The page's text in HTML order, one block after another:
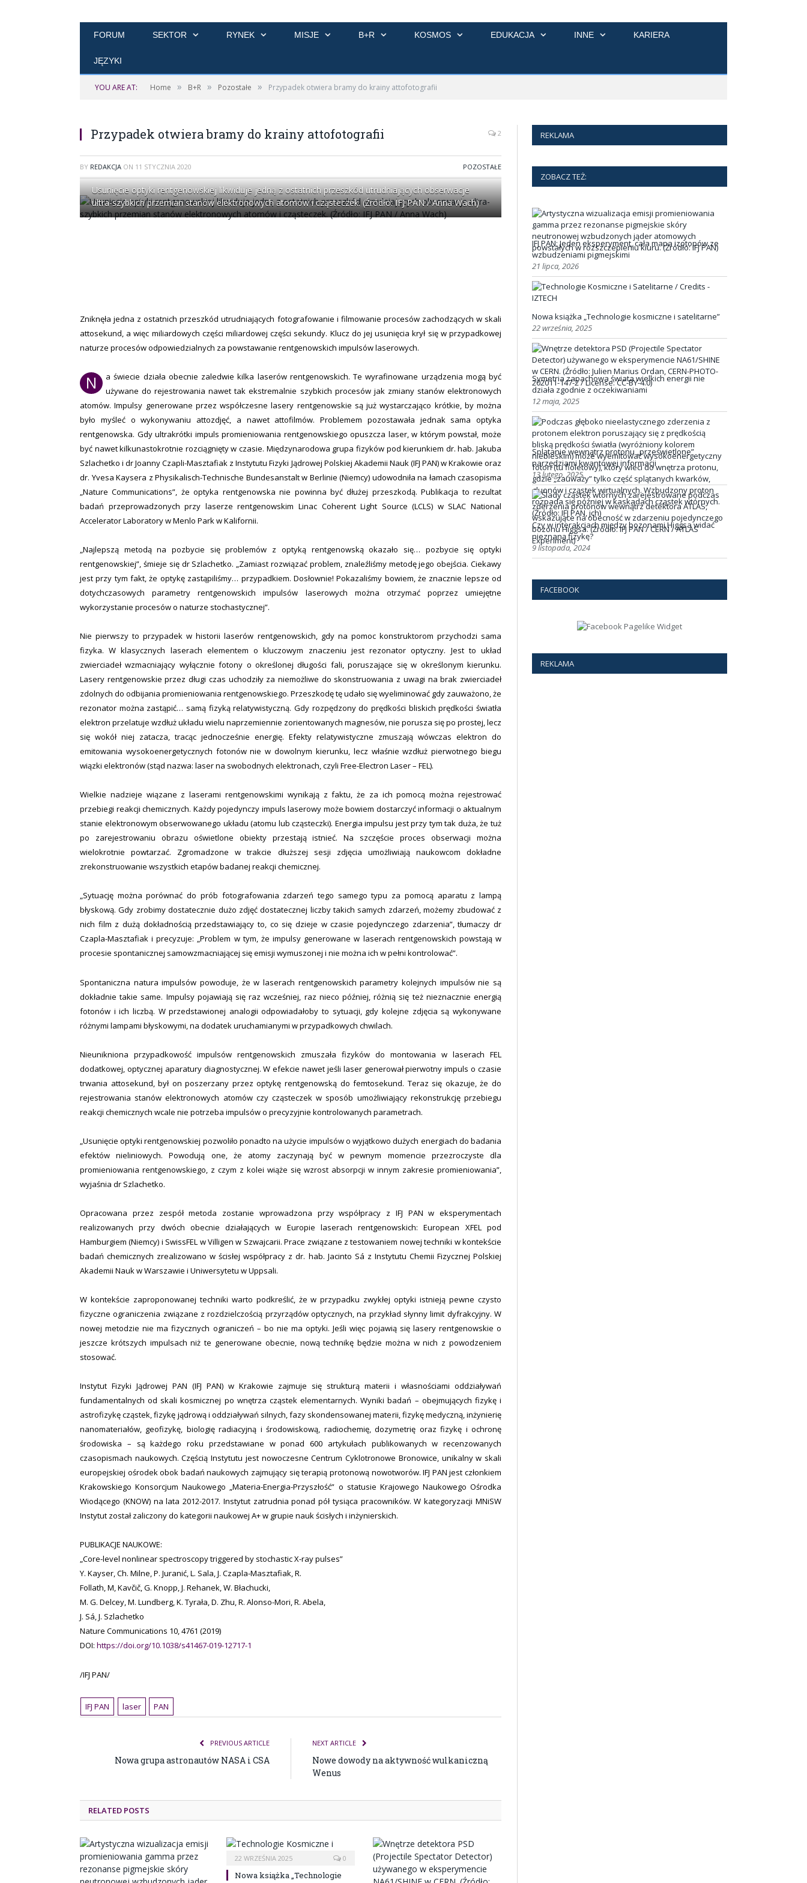
FORUM SEKTOR RYNEK MISJE B+R KOSMOS EDUKACJA INNE KARIERA
JĘZYKI
YOU ARE AT: Home » B+R » Pozostałe » Przypadek otwiera bramy do krainy attofotografii
Przypadek otwiera bramy do krainy attofotografii 2
BY REDAKCJA ON 11 STYCZNIA 2020 POZOSTAŁE
Usunięcie optyki rentgenowskiej likwiduje jedną z ostatnich przeszkód utrudniających obserwacje
ultra-szybkich przemian stanów elektronowych atomów i cząsteczek. (Źródło: IFJ PAN / Anna Wach)
Zniknęła jedna z ostatnich przeszkód utrudniających fotografowanie i filmowanie procesów zachodzących w skali
attosekund, a więc miliardowych części miliardowej części sekundy. Klucz do jej usunięcia krył się w przypadkowej
naturze procesów odpowiedzialnych za powstawanie rentgenowskich impulsów laserowych.
N
a świecie działa obecnie zaledwie kilka laserów rentgenowskich. Te wyrafinowane urządzenia mogą być
używane do rejestrowania nawet tak ekstremalnie szybkich procesów jak zmiany stanów elektronowych
atomów. Impulsy generowane przez współczesne lasery rentgenowskie są już wystarczająco krótkie, by można
było myśleć o wykonywaniu attozdjęć, a nawet attofilmów. Problemem pozostawała jednak sama optyka
rentgenowska. Gdy ultrakrótki impuls promieniowania rentgenowskiego opuszcza laser, w którym powstał, może
być nawet kilkunastokrotnie rozciągnięty w czasie. Międzynarodowa grupa fizyków pod kierunkiem dr. hab. Jakuba
Szlachetko i dr Joanny Czapli-Masztafiak z Instytutu Fizyki Jądrowej Polskiej Akademii Nauk (IFJ PAN) w Krakowie oraz
dr. Yvesa Kaysera z Physikalisch-Technische Bundesanstalt w Berlinie (Niemcy) udowodniła na łamach czasopisma
„Nature Communications”, że optyka rentgenowska nie powinna być dłużej przeszkodą. Publikacja to rezultat
badań przeprowadzonych przy laserze rentgenowskim Linac Coherent Light Source (LCLS) w SLAC National
Accelerator Laboratory w Menlo Park w Kalifornii.
„Najlepszą metodą na pozbycie się problemów z optyką rentgenowską okazało się… pozbycie się optyki
rentgenowskiej”, śmieje się dr Szlachetko. „Zamiast rozwiązać problem, znaleźliśmy metodę jego obejścia. Ciekawy
jest przy tym fakt, że optykę zastąpiliśmy… przypadkiem. Dosłownie! Pokazaliśmy bowiem, że znacznie lepsze od
dotychczasowych parametry rentgenowskich impulsów laserowych można otrzymać poprzez umiejętne
wykorzystanie procesów o naturze stochastycznej”.
Nie pierwszy to przypadek w historii laserów rentgenowskich, gdy na pomoc konstruktorom przychodzi sama
fizyka. W klasycznych laserach elementem o kluczowym znaczeniu jest rezonator optyczny. Jest to układ
zwierciadeł wzmacniający wyłącznie fotony o określonej długości fali, poruszające się w określonym kierunku.
Lasery rentgenowskie przez długi czas uchodziły za niemożliwe do skonstruowania z uwagi na brak zwierciadeł
zdolnych do odbijania promieniowania rentgenowskiego. Przeszkodę tę udało się wyeliminować gdy zauważono, że
rezonator można zastąpić… samą fizyką relatywistyczną. Gdy rozpędzony do prędkości bliskich prędkości światła
elektron przelatuje wzdłuż układu wielu naprzemiennie zorientowanych magnesów, nie porusza się po prostej, lecz
się wokół niej zatacza, tracąc jednocześnie energię. Efekty relatywistyczne zmuszają wówczas elektron do
emitowania wysokoenergetycznych fotonów nie w dowolnym kierunku, lecz właśnie wzdłuż pierwotnego biegu
wiązki elektronów (stąd nazwa: laser na swobodnych elektronach, czyli Free-Electron Laser – FEL).
Wielkie nadzieje wiązane z laserami rentgenowskimi wynikają z faktu, że za ich pomocą można rejestrować
przebiegi reakcji chemicznych. Każdy pojedynczy impuls laserowy może bowiem dostarczyć informacji o aktualnym
stanie elektronowym obserwowanego układu (atomu lub cząsteczki). Energia impulsu jest przy tym tak duża, że tuż
po zarejestrowaniu obrazu oświetlone obiekty przestają istnieć. Na szczęście proces obserwacji można
wielokrotnie powtarzać. Zgromadzone w trakcie dłuższej sesji zdjęcia umożliwiają naukowcom dokładne
zrekonstruowanie wszystkich etapów badanej reakcji chemicznej.
„Sytuację można porównać do prób fotografowania zdarzeń tego samego typu za pomocą aparatu z lampą
błyskową. Gdy zrobimy dostatecznie dużo zdjęć dostatecznej liczby takich samych zdarzeń, możemy zbudować z
nich film z dużą dokładnością przedstawiający to, co się dzieje w czasie pojedynczego zdarzenia”, tłumaczy dr
Czapla-Masztafiak i precyzuje: „Problem w tym, że impulsy generowane w laserach rentgenowskich powstają w
procesie spontanicznej samowzmacniającej się emisji wymuszonej i nie można ich w pełni kontrolować”.
Spontaniczna natura impulsów powoduje, że w laserach rentgenowskich parametry kolejnych impulsów nie są
dokładnie takie same. Impulsy pojawiają się raz wcześniej, raz nieco później, różnią się też nieznacznie energią
fotonów i ich liczbą. W przedstawionej analogii odpowiadałoby to sytuacji, gdy kolejne zdjęcia są wykonywane
różnymi lampami błyskowymi, na dodatek uruchamianymi w przypadkowych chwilach.
Nieunikniona przypadkowość impulsów rentgenowskich zmuszała fizyków do montowania w laserach FEL
dodatkowej, optycznej aparatury diagnostycznej. W efekcie nawet jeśli laser generował pierwotny impuls o czasie
trwania attosekund, był on poszerzany przez optykę rentgenowską do femtosekund. Teraz się okazuje, że do
rejestrowania stanów elektronowych atomów czy cząsteczek w sposób umożliwiający rekonstrukcję przebiegu
reakcji chemicznych wcale nie potrzeba impulsów o precyzyjnie kontrolowanych parametrach.
„Usunięcie optyki rentgenowskiej pozwoliło ponadto na użycie impulsów o wyjątkowo dużych energiach do badania
efektów nieliniowych. Powodują one, że atomy zaczynają być w pewnym momencie przezroczyste dla
promieniowania rentgenowskiego, z czym z kolei wiąże się wzrost absorpcji w innym zakresie promieniowania”,
wyjaśnia dr Szlachetko.
Opracowana przez zespół metoda zostanie wprowadzona przy współpracy z IFJ PAN w eksperymentach
realizowanych przy dwóch obecnie działających w Europie laserach rentgenowskich: European XFEL pod
Hamburgiem (Niemcy) i SwissFEL w Villigen w Szwajcarii. Prace związane z testowaniem nowej techniki w kontekście
badań chemicznych zrealizowano w ścisłej współpracy z dr. hab. Jacinto Sá z Instytutu Chemii Fizycznej Polskiej
Akademii Nauk w Warszawie i Uniwersytetu w Uppsali.
W kontekście zaproponowanej techniki warto podkreślić, że w przypadku zwykłej optyki istnieją pewne czysto
fizyczne ograniczenia związane z rozdzielczością przyrządów optycznych, na przykład słynny limit dyfrakcyjny. W
nowej metodzie nie ma fizycznych ograniczeń – bo nie ma optyki. Jeśli więc pojawią się lasery rentgenowskie o
jeszcze krótszych impulsach niż te generowane obecnie, nową technikę będzie można w nich z powodzeniem
stosować.
Instytut Fizyki Jądrowej PAN (IFJ PAN) w Krakowie zajmuje się strukturą materii i własnościami oddziaływań
fundamentalnych od skali kosmicznej po wnętrza cząstek elementarnych. Wyniki badań – obejmujących fizykę i
astrofizykę cząstek, fizykę jądrową i oddziaływań silnych, fazy skondensowanej materii, fizykę medyczną, inżynierię
nanomateriałów, geofizykę, biologię radiacyjną i środowiskową, radiochemię, dozymetrię oraz fizykę i ochronę
środowiska – są każdego roku przedstawiane w ponad 600 artykułach publikowanych w recenzowanych
czasopismach naukowych. Częścią Instytutu jest nowoczesne Centrum Cyklotronowe Bronowice, unikalny w skali
europejskiej ośrodek obok badań naukowych zajmujący się terapią protonową nowotworów. IFJ PAN jest członkiem
Krakowskiego Konsorcjum Naukowego „Materia-Energia-Przyszłość” o statusie Krajowego Naukowego Ośrodka
Wiodącego (KNOW) na lata 2012-2017. Instytut zatrudnia ponad pół tysiąca pracowników. W kategoryzacji MNiSW
Instytut został zaliczony do kategorii naukowej A+ w grupie nauk ścisłych i inżynierskich.
PUBLIKACJE NAUKOWE:
„Core-level nonlinear spectroscopy triggered by stochastic X-ray pulses”
Y. Kayser, Ch. Milne, P. Juranić, L. Sala, J. Czapla-Masztafiak, R.
Follath, M, Kavčič, G. Knopp, J. Rehanek, W. Błachucki,
M. G. Delcey, M. Lundberg, K. Tyrała, D. Zhu, R. Alonso-Mori, R. Abela,
J. Sá, J. Szlachetko
Nature Communications 10, 4761 (2019)
DOI: https://doi.org/10.1038/s41467-019-12717-1
/IFJ PAN/
IFJ PAN laser PAN
PREVIOUS ARTICLE
Nowa grupa astronautów NASA i CSA
NEXT ARTICLE
Nowe dowody na aktywność wulkaniczną
Wenus
RELATED POSTS
22 WRZEŚNIA 2025 0
Nowa książka „Technologie
REKLAMA
ZOBACZ TEŻ:
IFJ PAN: Jeden eksperyment, cała mapa izotopów ze
wzbudzeniami pigmejskimi
21 lipca, 2026
Nowa książka „Technologie kosmiczne i satelitarne”
22 września, 2025
Symetria zapachowa świata wielkich energii nie
działa zgodnie z oczekiwaniami
12 maja, 2025
Splątanie wewnątrz protonu „prześwietlone”
narzędziami kwantowej informacji
13 lutego, 2025
Czy w interakcjach między bozonami Higgsa widać
nieznaną fizykę?
9 listopada, 2024
FACEBOOK
REKLAMA